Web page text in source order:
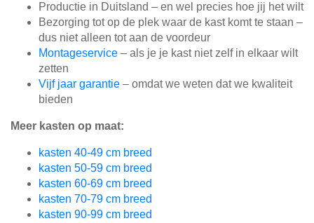
Productie in Duitsland – en wel precies hoe jij het wilt
Bezorging tot op de plek waar de kast komt te staan –
dus niet alleen tot aan de voordeur
Montageservice – als je je kast niet zelf in elkaar wilt
zetten
Vijf jaar garantie – omdat we weten dat we kwaliteit
bieden
Meer kasten op maat:
kasten 40-49 cm breed
kasten 50-59 cm breed
kasten 60-69 cm breed
kasten 70-79 cm breed
kasten 90-99 cm breed